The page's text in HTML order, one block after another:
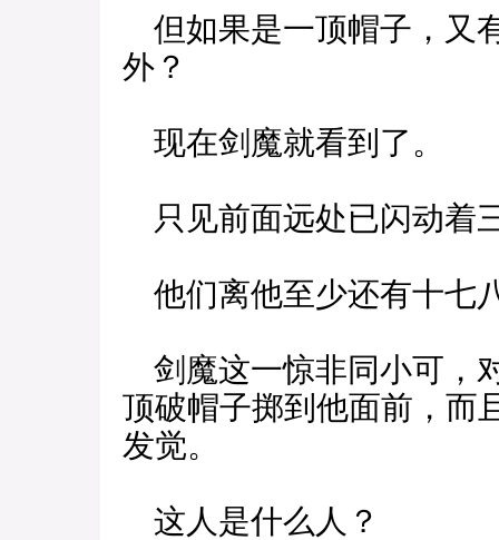
但如果是一顶帽子，又
外？
现在剑魔就看到了。
只见前面远处已闪动着
他们离他至少还有十七
剑魔这一惊非同小可，
顶破帽子掷到他面前，而
发觉。
这人是什么人？